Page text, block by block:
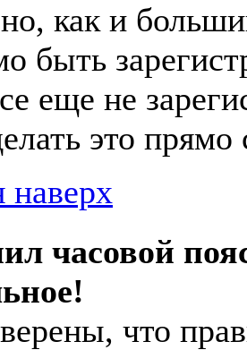
как и
быть
еще не
это прямо
наверх
часовой
что